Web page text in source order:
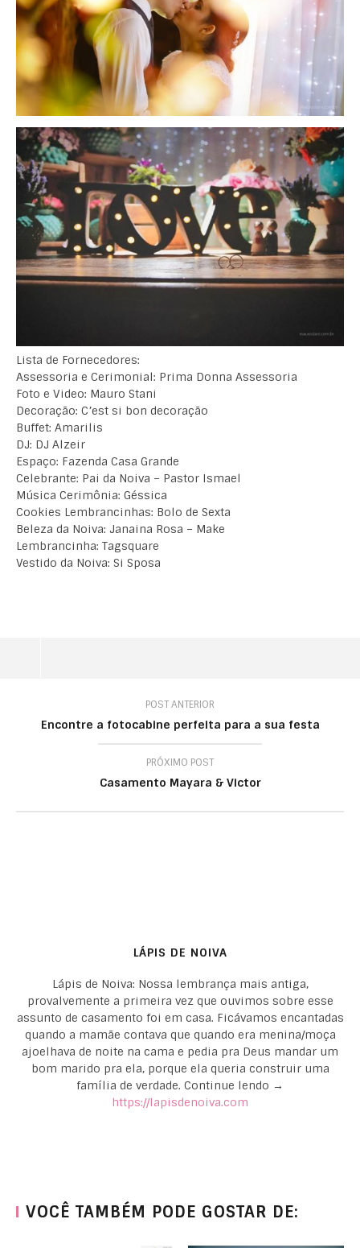
Lista de Fornecedores:
Assessoria e Cerimonial: Prima Donna Assessoria
Foto e Video: Mauro Stani
Decoração: C’est si bon decoração
Buffet: Amarilis
DJ: DJ Alzeir
Espaço: Fazenda Casa Grande
Celebrante: Pai da Noiva – Pastor Ismael
Música Cerimônia: Géssica
Cookies Lembrancinhas: Bolo de Sexta
Beleza da Noiva: Janaina Rosa – Make
Lembrancinha: Tagsquare
Vestido da Noiva: Si Sposa
POST ANTERIOR
Encontre a fotocabine perfeita para a sua festa
PRÓXIMO POST
Casamento Mayara & Victor
LÁPIS DE NOIVA
Lápis de Noiva: Nossa lembrança mais antiga,
provalvemente a primeira vez que ouvimos sobre esse
assunto de casamento foi em casa. Ficávamos encantadas
quando a mamãe contava que quando era menina/moça
ajoelhava de noite na cama e pedia pra Deus mandar um
bom marido pra ela, porque ela queria construir uma
família de verdade. Continue lendo →
https://lapisdenoiva.com
VOCÊ TAMBÉM PODE GOSTAR DE: